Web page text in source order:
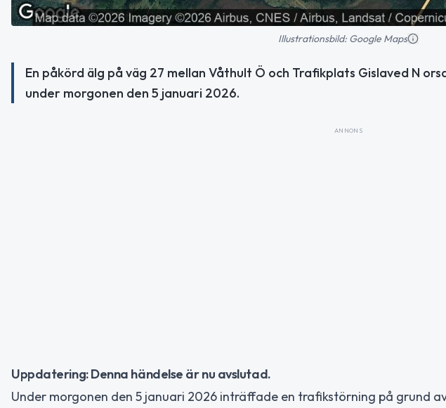
Illustrationsbild: Google Maps
En påkörd älg på väg 27 mellan Våthult Ö och Trafikplats Gislaved N
under morgonen den 5 januari 2026.
ANNONS
Uppdatering: Denna händelse är nu avslutad.
Under morgonen den 5 januari 2026 inträffade en trafikstörning på grund